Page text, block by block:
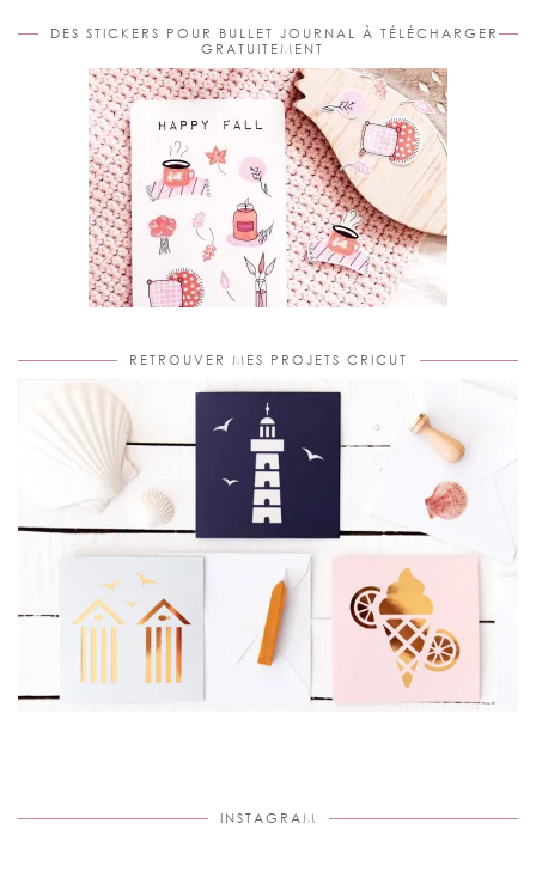
DES STICKERS POUR BULLET JOURNAL À TÉLÉCHARGER
GRATUITEMENT
RETROUVER MES PROJETS CRICUT
INSTAGRAM